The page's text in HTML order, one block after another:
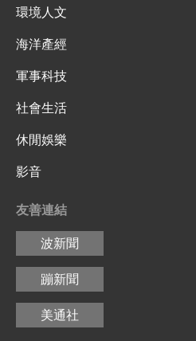
環境人文
海洋產經
軍事科技
社會生活
休閒娛樂
影音
友善連結
波新聞
蹦新聞
美通社